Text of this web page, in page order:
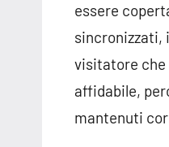
essere
sincronizzati,
visitatore che
affidabile,
mantenuti